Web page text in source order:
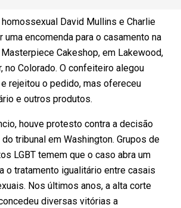
David Mullins e Charlie
uma encomenda para o casamento na
Cakeshop, em Lakewood,
no Colorado. O confeiteiro alegou
rejeitou o pedido, mas ofereceu
e outros produtos.
houve protesto contra a decisão
tribunal em Washington. Grupos de
LGBT temem que o caso abra um
o tratamento igualitário entre casais
Nos últimos anos, a alta corte
diversas vitórias a